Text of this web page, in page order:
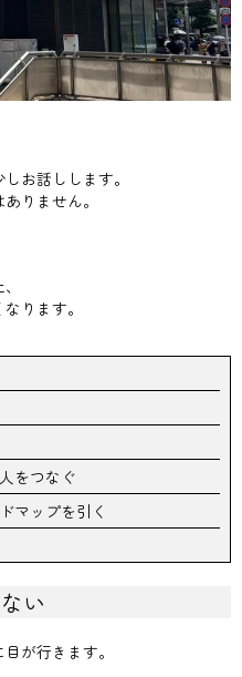
お話しします。
りません。
ります。
をつなぐ
マップを引く
い
が行きます。